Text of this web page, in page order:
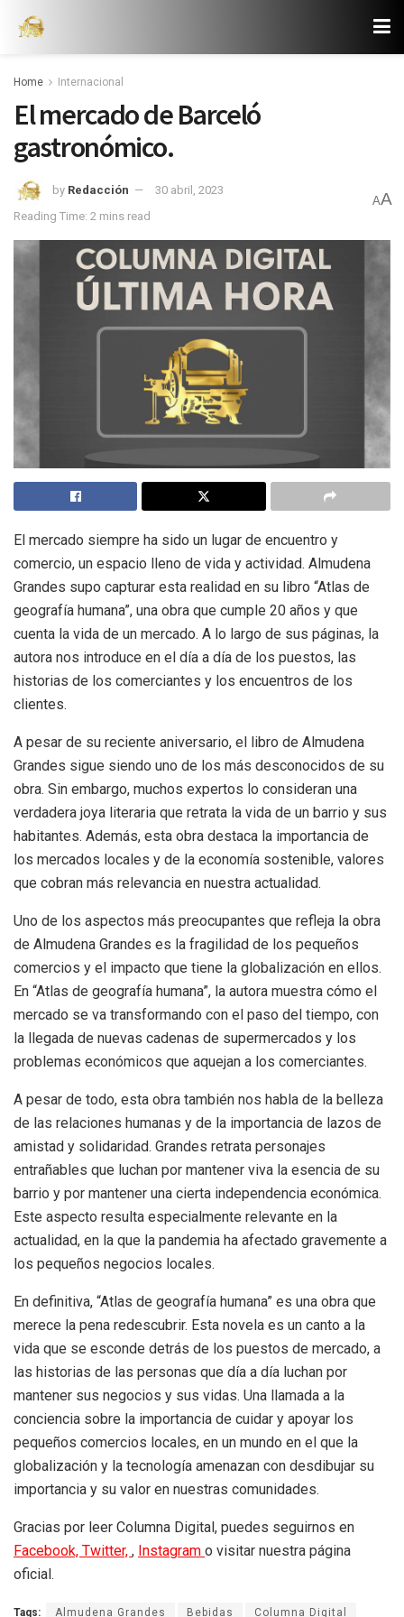
Home Internacional
El mercado de Barceló
gastronómico.
by Redacción
30 abril, 2023
Reading Time: 2 mins read
AA
El mercado siempre ha sido un lugar de encuentro y
comercio, un espacio lleno de vida y actividad. Almudena
Grandes supo capturar esta realidad en su libro “Atlas de
geografía humana”, una obra que cumple 20 años y que
cuenta la vida de un mercado. A lo largo de sus páginas, la
autora nos introduce en el día a día de los puestos, las
historias de los comerciantes y los encuentros de los
clientes.
A pesar de su reciente aniversario, el libro de Almudena
Grandes sigue siendo uno de los más desconocidos de su
obra. Sin embargo, muchos expertos lo consideran una
verdadera joya literaria que retrata la vida de un barrio y sus
habitantes. Además, esta obra destaca la importancia de
los mercados locales y de la economía sostenible, valores
que cobran más relevancia en nuestra actualidad.
Uno de los aspectos más preocupantes que refleja la obra
de Almudena Grandes es la fragilidad de los pequeños
comercios y el impacto que tiene la globalización en ellos.
En “Atlas de geografía humana”, la autora muestra cómo el
mercado se va transformando con el paso del tiempo, con
la llegada de nuevas cadenas de supermercados y los
problemas económicos que aquejan a los comerciantes.
A pesar de todo, esta obra también nos habla de la belleza
de las relaciones humanas y de la importancia de lazos de
amistad y solidaridad. Grandes retrata personajes
entrañables que luchan por mantener viva la esencia de su
barrio y por mantener una cierta independencia económica.
Este aspecto resulta especialmente relevante en la
actualidad, en la que la pandemia ha afectado gravemente a
los pequeños negocios locales.
En definitiva, “Atlas de geografía humana” es una obra que
merece la pena redescubrir. Esta novela es un canto a la
vida que se esconde detrás de los puestos de mercado, a
las historias de las personas que día a día luchan por
mantener sus negocios y sus vidas. Una llamada a la
conciencia sobre la importancia de cuidar y apoyar los
pequeños comercios locales, en un mundo en el que la
globalización y la tecnología amenazan con desdibujar su
importancia y su valor en nuestras comunidades.
Gracias por leer Columna Digital, puedes seguirnos en
Facebook, Twitter, , Instagram o visitar nuestra página
oficial.
Tags: Almudena Grandes Bebidas Columna Digital